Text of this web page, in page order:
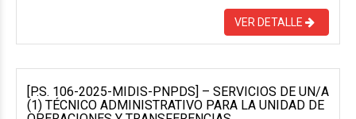
VER DETALLE
[P.S. 106-2025-MIDIS-PNPDS] – SERVICIOS DE UN/A
(1) TÉCNICO ADMINISTRATIVO PARA LA UNIDAD DE